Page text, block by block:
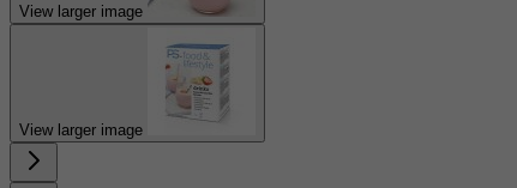
View larger image
View larger image